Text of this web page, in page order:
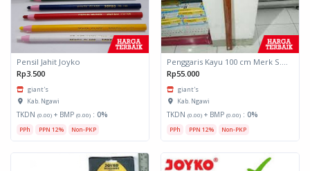
Pensil Jahit Joyko
Rp3.500
giant's
Kab. Ngawi
TKDN (0.00) + BMP (0.00) : 0%
PPh PPN 12% Non-PKP
Rp55.000
giant's
Kab. Ngawi
TKDN (0.00) + BMP (0.00) : 0%
PPh PPN 12% Non-PKP